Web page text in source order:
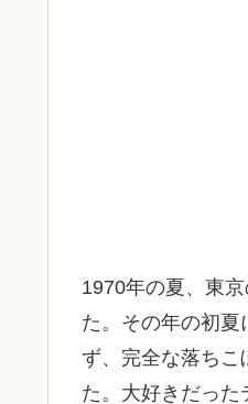
1970年の夏、東
た。その年の初
ず、完全な落ちこ
た。大好きだっ